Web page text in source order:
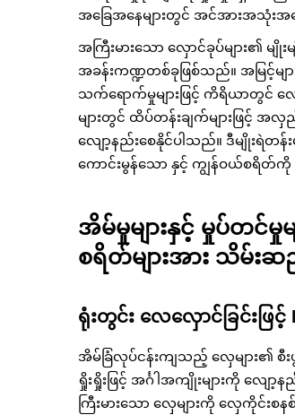
အခြေအနေများတွင် အင်အားအသုံ
အကြီးမားသော လှောင်ခုပ်များ၏ မျို
အခန်းကဏ္ဍတစ်ခုဖြစ်သည်။ အမြင့်မ
သက်ရောက်မှုများဖြင့် ကိရိယာတွင် လေ
များတွင် ထိပ်တန်းချက်များဖြင့် အ
လျော့နည်းစေနိုင်ပါသည်။ ဒီမျိုးရဲတ
ကောင်းမွန်သော နှင့် ကျွန်ဝယ်စရိတ်ကို
အိမ်မှုများနှင့် မှုပ်တင်မှု
စရိတ်များအား သိမ်းဆ
ရုံးတွင်း လေလှောင်ခြင်းဖြ
အိမ်ခြံလုပ်ငန်းကျသည့် လှေများ၏ စီ
ရှိုးရှိုးဖြင့် အင်္ဂါအကျိုးများကို လ
ကြီးမားသော လှေများကို လှေကိုင်း